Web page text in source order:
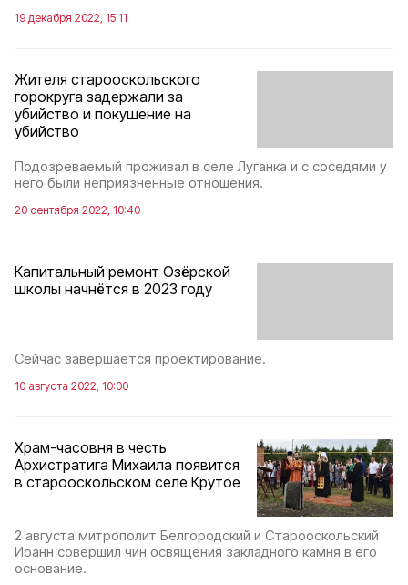
19 декабря 2022, 15:11
Жителя старооскольского
горокруга задержали за
убийство и покушение на
убийство
Подозреваемый проживал в селе Луганка и с соседями у
него были неприязненные отношения.
20 сентября 2022, 10:40
Капитальный ремонт Озёрской
школы начнётся в 2023 году
Сейчас завершается проектирование.
10 августа 2022, 10:00
Храм-часовня в честь
Архистратига Михаила появится
в старооскольском селе Крутое
2 августа митрополит Белгородский и Старооскольский
Иоанн совершил чин освящения закладного камня в его
основание.